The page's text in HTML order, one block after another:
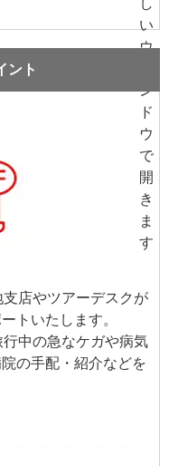
ント
支店やツアーデスクが
トいたします。
中の急なケガや病気
の手配・紹介などを